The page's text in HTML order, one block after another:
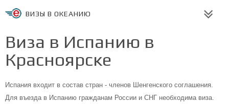
ВИЗЫ В ОКЕАНИЮ
Виза в Испанию в
Красноярске
Испания входит в состав стран - членов Шенгенского соглашения.
Для въезда в Испанию гражданам России и СНГ необходима виза.